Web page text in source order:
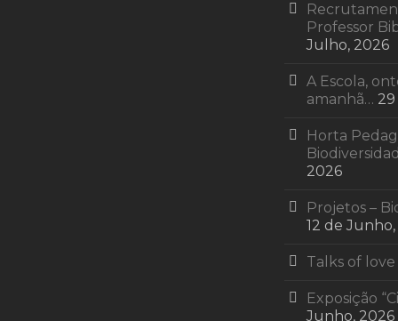
Professor
Julho, 2026
A Escola,
amanhã…
Horta
2026
Projetos –
12 de
Talks of love
Exposição
Junho, 2026